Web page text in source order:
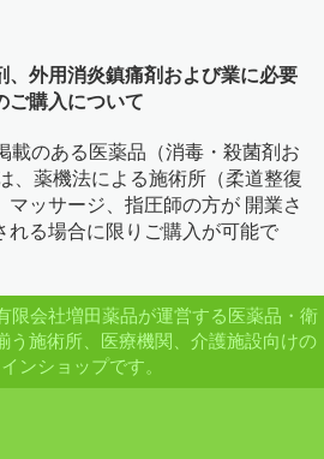
外用消炎鎮痛剤および業に必要
ご購入について
載のある医薬品（消毒・殺菌剤お
、薬機法による施術所（柔道整復
ッサージ、指圧師の方が 開業さ
れる場合に限りご購入が可能で
限会社増田薬品が運営する医薬品・衛
う施術所、医療機関、介護施設向けの
ンショップです。